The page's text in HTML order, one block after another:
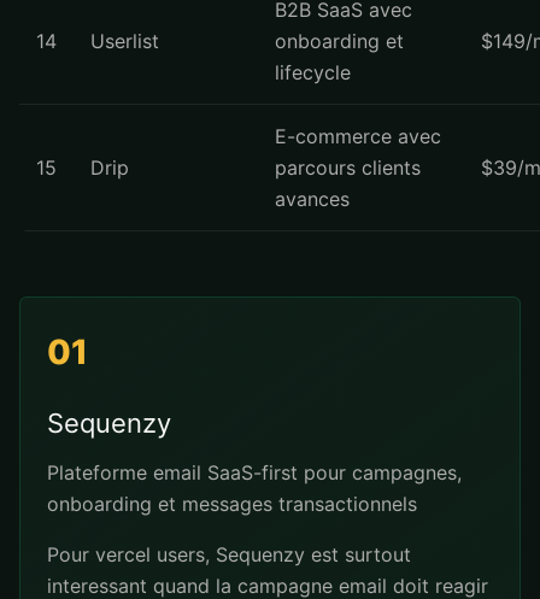
14 Userlist
B2B SaaS avec
onboarding et
lifecycle
$149/
15 Drip
E-commerce avec
parcours clients
avances
$39/
01
Sequenzy
Plateforme email SaaS-first pour campagnes,
onboarding et messages transactionnels
Pour vercel users, Sequenzy est surtout
interessant quand la campagne email doit reagir